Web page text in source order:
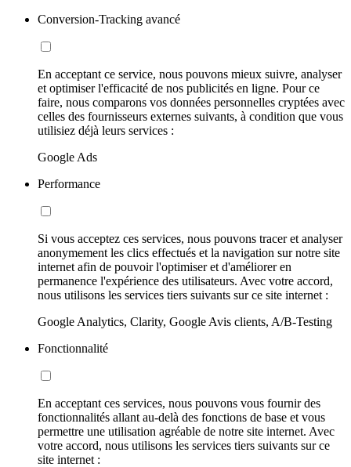
Conversion-Tracking avancé
En acceptant ce service, nous pouvons mieux suivre, analyser
et optimiser l'efficacité de nos publicités en ligne. Pour ce
faire, nous comparons vos données personnelles cryptées avec
celles des fournisseurs externes suivants, à condition que vous
utilisiez déjà leurs services :
Google Ads
Performance
Si vous acceptez ces services, nous pouvons tracer et analyser
anonymement les clics effectués et la navigation sur notre site
internet afin de pouvoir l'optimiser et d'améliorer en
permanence l'expérience des utilisateurs. Avec votre accord,
nous utilisons les services tiers suivants sur ce site internet :
Google Analytics, Clarity, Google Avis clients, A/B-Testing
Fonctionnalité
En acceptant ces services, nous pouvons vous fournir des
fonctionnalités allant au-delà des fonctions de base et vous
permettre une utilisation agréable de notre site internet. Avec
votre accord, nous utilisons les services tiers suivants sur ce
site internet :